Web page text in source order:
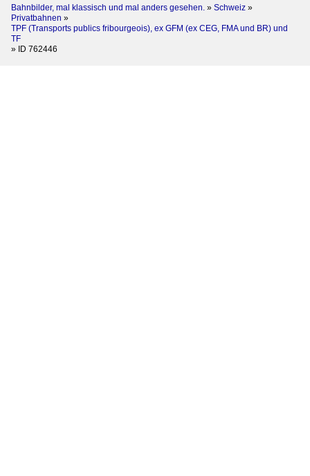
Bahnbilder, mal klassisch und mal anders gesehen. » Schweiz »
Privatbahnen »
TPF (Transports publics fribourgeois), ex GFM (ex CEG, FMA und BR) und
TF
» ID 762446